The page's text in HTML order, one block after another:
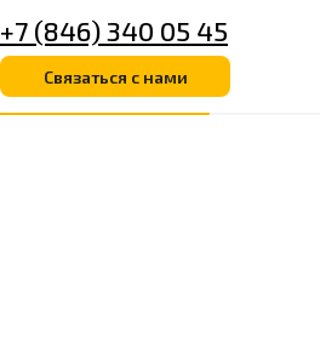
+7 (846) 340 05 45
Связаться с нами